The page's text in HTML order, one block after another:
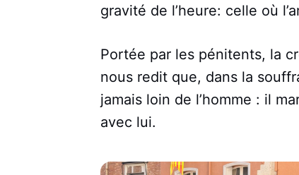
gravité de l’heure: celle où
Portée par les pénitents, la
nous redit que, dans la
jamais loin de l’homme : il
avec lui.